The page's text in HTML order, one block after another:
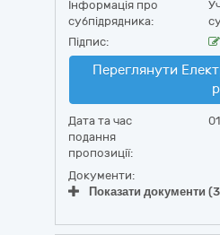
Інформація про
субпідрядника:
Підпис:
Переглянути
Дата та час
подання
пропозиції:
Документи:
Показати документи